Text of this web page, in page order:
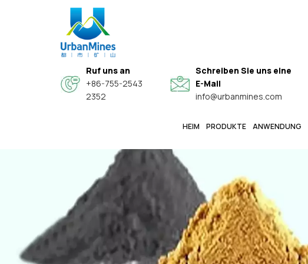
Ruf uns an
+86-755-2543
2352
Schreiben Sie uns eine
E-Mail
info@urbanmines.com
HEIM PRODUKTE ANWENDUNG